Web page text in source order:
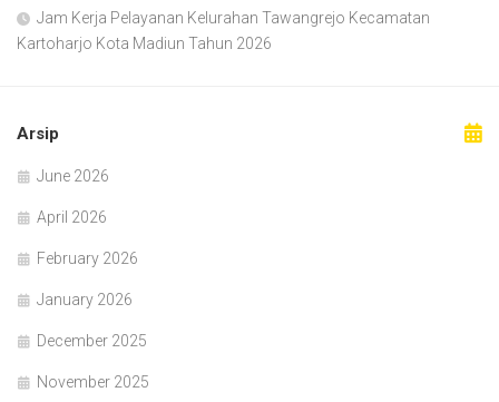
Jam Kerja Pelayanan Kelurahan Tawangrejo Kecamatan
Kartoharjo Kota Madiun Tahun 2026
Arsip
June 2026
April 2026
February 2026
January 2026
December 2025
November 2025